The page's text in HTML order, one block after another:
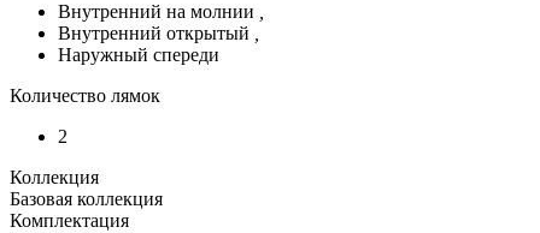
Внутренний на молнии
Внутренний открытый
Наружный спереди
Количество лямок
2
Коллекция
Базовая коллекция
Комплектация